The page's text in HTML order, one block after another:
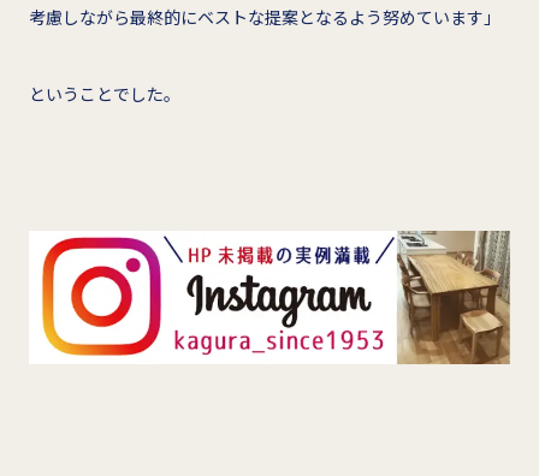
考慮しながら最終的にベストな提案となるよう努めています」
ということでした。